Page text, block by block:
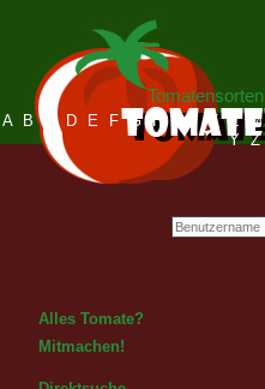
A B C D E F G H I J K L M
Y Z
Alles Tomate?
Mitmachen!